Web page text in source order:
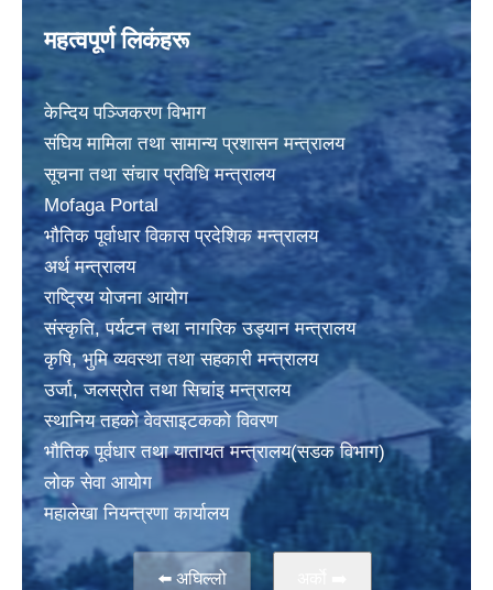
महत्वपूर्ण लिकंहरू
केन्दिय पञ्जिकरण विभाग
संघिय मामिला तथा सामान्य प्रशासन मन्त्रालय
सूचना तथा संचार प्रविधि मन्त्रालय
Mofaga Portal
भाैतिक पूर्वाधार विकास प्रदेशिक मन्त्रालय
अर्थ मन्त्रालय
राष्ट्रिय योजना आयोग
संस्कृति, पर्यटन तथा नागरिक उड्यान मन्त्रालय
कृषि, भुमि व्यवस्था तथा सहकारी मन्त्रालय
उर्जा, जलस्राेत तथा सिचांइ मन्त्रालय
स्थानिय तहकाे वेवसाइटककाे विवरण
भाैतिक पूर्वधार तथा यातायत मन्त्रालय(सडक विभाग)
लाेक सेवा आयोग
महालेखा नियन्त्रणा कार्यालय
⬅️ अघिल्लो